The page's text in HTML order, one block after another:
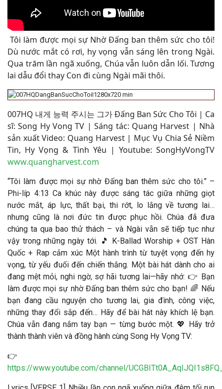
Tôi làm được mọi sự Nhờ Đấng ban thêm sức cho tôi!
Dù nước mắt có rơi, hy vọng vẫn sáng lên trong Ngài.
Qua trăm lần ngã xuống, Chúa vẫn luôn dẫn lối. Tương
lai dẫu đổi thay Con đi cùng Ngài mãi thôi.
007HQ 내게 능력 주시는 그가 Đấng Ban Sức Cho Tôi | Ca
sĩ: Song Hy Vong TV | Sáng tác: Quang Harvest | Nhà
sản xuất Video: Quang Harvest | Mục Vụ Chia Sẻ Niềm
Tin, Hy Vọng & Tình Yêu | Youtube: SongHyVongTV
www.quangharvest.com
“Tôi làm được mọi sự nhờ Đấng ban thêm sức cho tôi.” –
Phi-líp 4:13 Ca khúc này được sáng tác giữa những giọt
nước mắt, áp lực, thất bại, thi rớt, lo lắng về tương lai…
nhưng cũng là nơi đức tin được phục hồi. Chúa đã đưa
chúng ta qua bao thử thách – và Ngài vẫn sẽ tiếp tục như
vậy trong những ngày tới. 🎵 K-Ballad Worship + OST Hàn
Quốc + Rap cảm xúc Một hành trình từ tuyệt vọng đến hy
vọng, từ yếu đuối đến chiến thắng. Một bài hát dành cho ai
đang mệt mỏi, nghi ngờ, sợ hãi tương lai—hãy nhớ: 👉 Bạn
làm được mọi sự nhờ Đấng ban thêm sức cho bạn! 🌈 Nếu
bạn đang cầu nguyện cho tương lai, gia đình, công việc,
những thay đổi sắp đến… Hãy để bài hát này khích lệ bạn.
Chúa vẫn đang nắm tay bạn — từng bước một. 💖 Hãy trở
thành thành viên và đồng hành cùng Song Hy Vọng TV:
👉
https://www.youtube.com/channel/